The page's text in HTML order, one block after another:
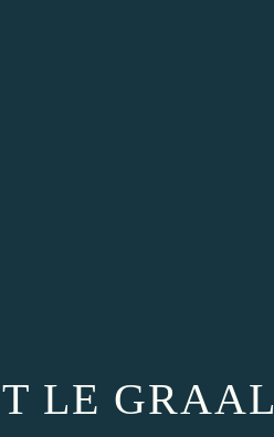
LE GRAAL